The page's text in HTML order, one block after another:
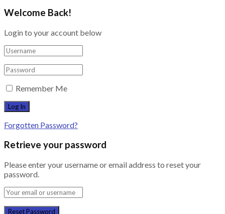
Welcome Back!
Login to your account below
Remember Me
Forgotten Password?
Retrieve your password
Please enter your username or email address to reset your
password.